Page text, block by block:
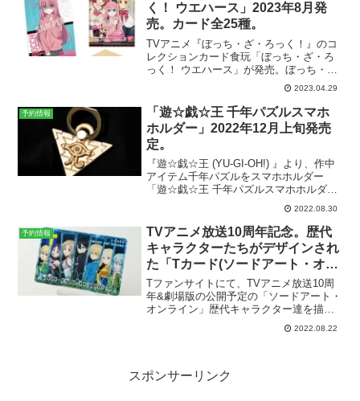
く！ ウエハース」2023年8月発
売。カード全25種。
TVアニメ『ぼっち・ざ・ろっく！』のコ
レクションカード食玩「ぼっち・ざ・ろ
っく！ ウエハース」が発売。ぼっち・
ざ・ろっく！ ウエハース参考価格一個
165円(税込)発売日2023年8月発売予定ラ
インナップシール 全25種メーカーバンダ
イ予約...
2023.04.29
予約情報
「遊☆戯☆王 千年パズルスマホ
ホルダー」2022年12月上旬発売
定。
『遊☆戯☆王 (YU-GI-OH!) 』より、作中
アイテム千年パズルをスマホホルダー
「遊☆戯☆王 千年パズルスマホホルダ
ー」が2022年12月上旬に発売決定。メー
カーはムービック。定価は1,650円(税
込)。現在予約受付中です。遊☆戯☆王 ...
2022.08.30
予約情報
TVアニメ放送10周年記念。歴代
キャラクターたちがデザインされ
た「Tカード(ソードアート・オン
ライン アニメ10周年記念ver.)」
発行受付&8月25日店頭発行開
始。
Tファンサイトにて、TVアニメ放送10周
年&劇場版の公開予定の「ソードアート・
オンライン」歴代キャラクター達を描き
下ろしたデザインのTカードの発行受付
や、オリジナルグッズの予約受付が開
2022.08.22
スポンサーリンク